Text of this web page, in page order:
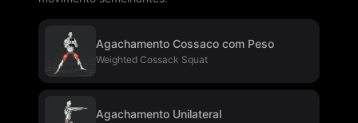
Agachamento Cossaco com Peso
Weighted Cossack Squat
Agachamento Unilateral